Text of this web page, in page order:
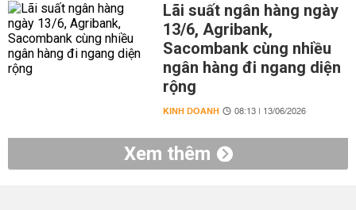
Lãi suất ngân hàng ngày
13/6, Agribank,
Sacombank cùng nhiều
ngân hàng đi ngang diện
rộng
KINH DOANH 08:13 | 13/06/2026
Xem thêm